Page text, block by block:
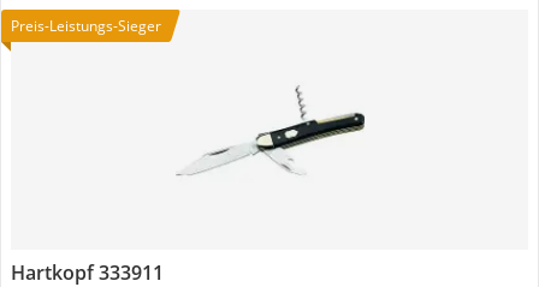
Preis-Leistungs-Sieger
Hartkopf 333911